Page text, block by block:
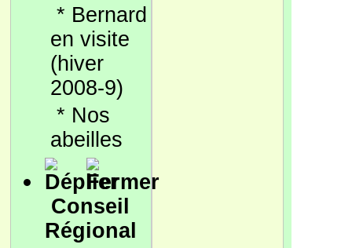
* Bernard
en visite
(hiver
2008-9)
* Nos
abeilles
Conseil
Régional